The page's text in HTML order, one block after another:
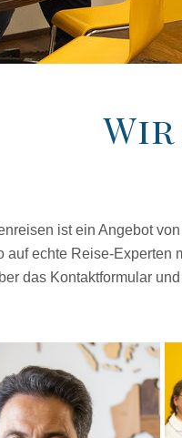
ist ein Angebot
auf echte Reise-Experten
das Kontaktformular